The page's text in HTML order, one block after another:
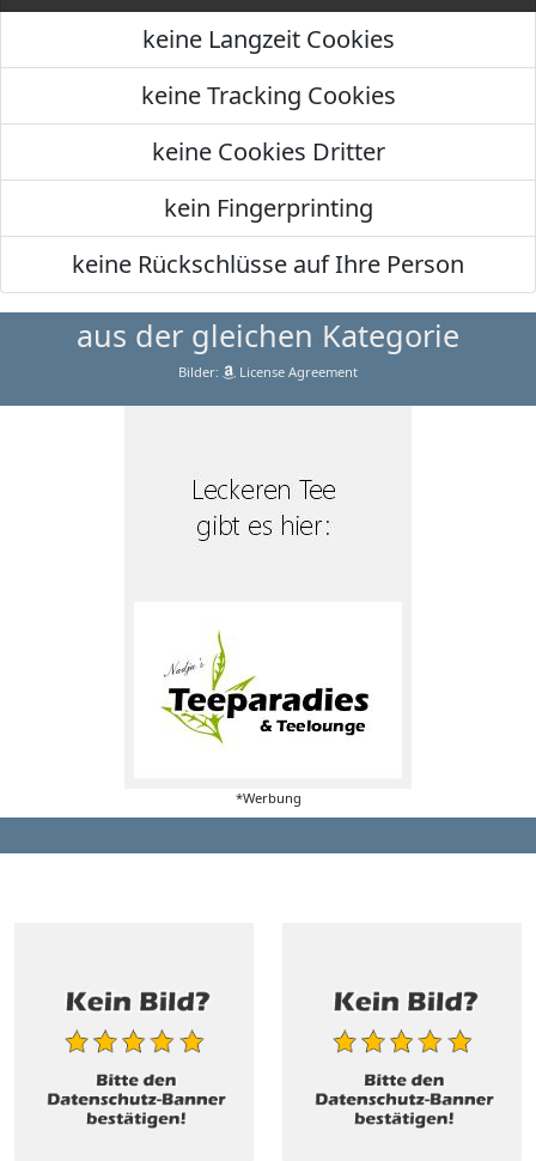
keine Langzeit Cookies
keine Tracking Cookies
keine Cookies Dritter
kein Fingerprinting
keine Rückschlüsse auf Ihre Person
aus der gleichen Kategorie
Bilder: License Agreement
*Werbung